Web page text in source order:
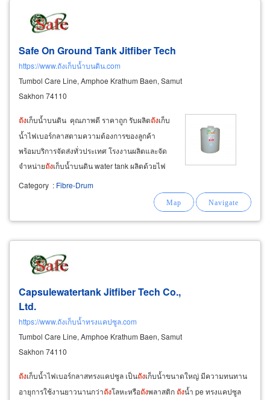
Safe On Ground Tank Jitfiber Tech
https://www.ถังเก็บน้ำบนดิน.com
Tumbol Care Line, Amphoe Krathum Baen, Samut
Sakhon 74110
ถังเก็บน้ำบนดิน คุณภาพดี ราคาถูก รับผลิตถังเก็บ
น้ำไฟเบอร์กลาสตามความต้องการของลูกค้า
พร้อมบริการจัดส่งทั่วประเทศ โรงงานผลิตและจัด
จำหน่ายถังเก็บน้ำบนดิน water tank ผลิตด้วยไฟ
เบอร์กลาสคุณภาพสูง ได้รับมาตรฐานอุตสาหกรรม
ปลอดภัยต่อการอุปโภคบริโภค ทนทาน ไม่รั่วซึม
Category : Fibre-Drum
Capsulewatertank Jitfiber Tech Co.,
Ltd.
https://www.ถังเก็บน้ำทรงแคปซูล.com
Tumbol Care Line, Amphoe Krathum Baen, Samut
Sakhon 74110
ถังเก็บน้ำไฟเบอร์กลาสทรงแคปซูล เป็นถังเก็บน้ำขนาดใหญ่ มีความทนทาน
อายุการใช้งานยาวนานกว่าถังโลหะหรือถังพลาสติกถังน้ำ pe ทรงแคปซูล